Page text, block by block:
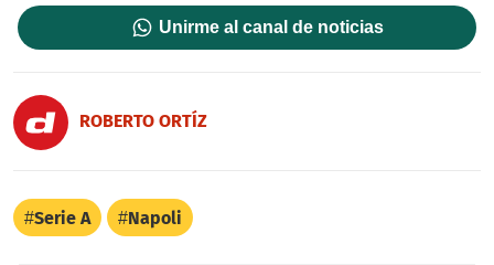
Unirme al canal de noticias
ROBERTO ORTÍZ
Serie A Napoli